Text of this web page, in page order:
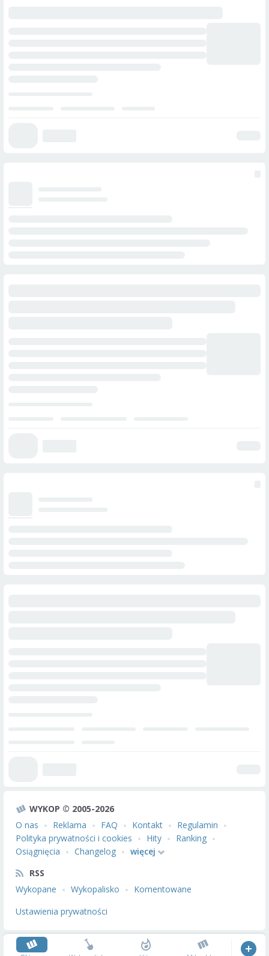
WYKOP © 2005-2026
O nas
Reklama FAQ Kontakt
Regulamin
Polityka prywatności i cookies
Hity
Ranking
Osiągnięcia
Changelog
więcej
RSS
Wykopane
Wykopalisko
Komentowane
Ustawienia prywatności